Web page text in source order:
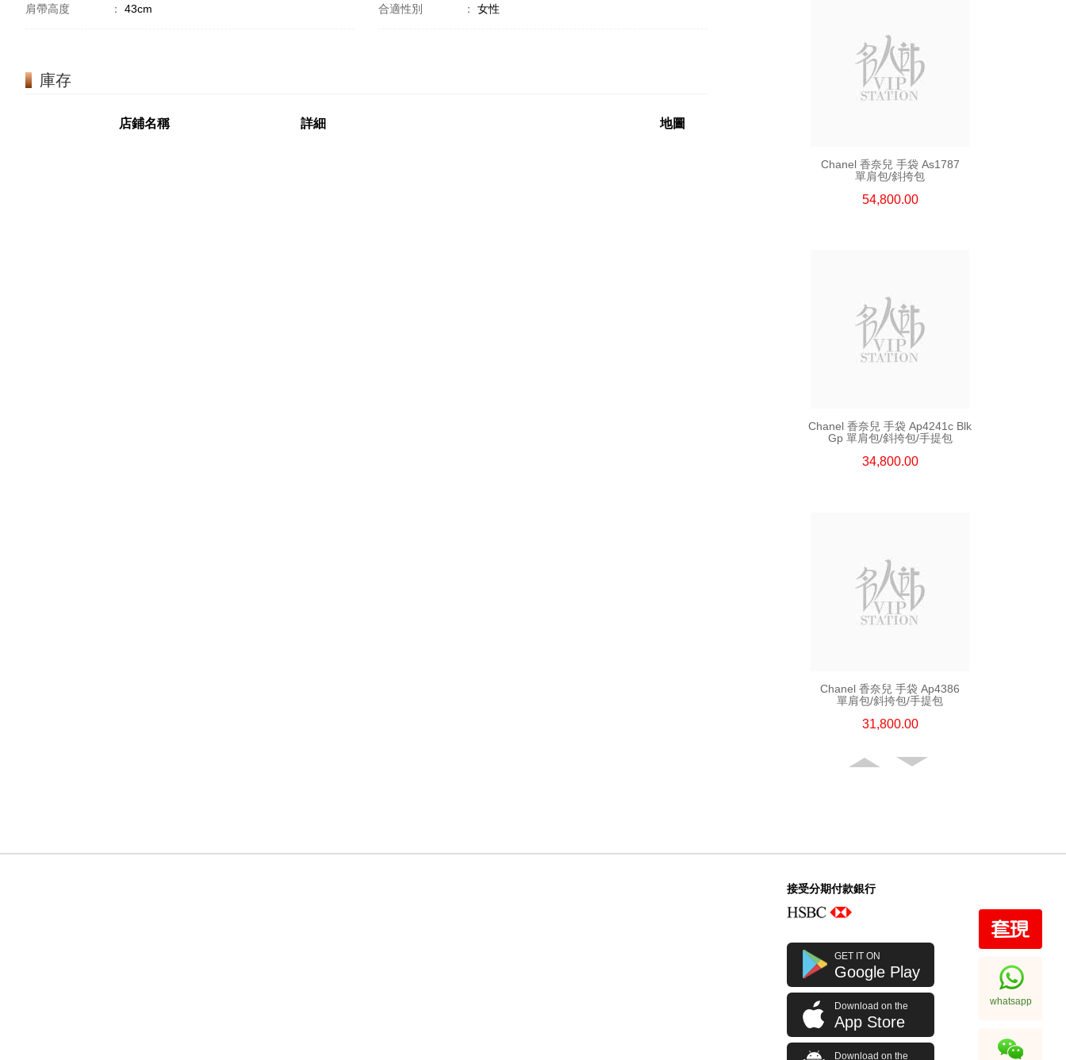
肩帶高度 ： 43cm 合適性別 ： 女性
庫存
店鋪名稱 詳細 地圖
Chanel 香奈兒 手袋 As1787
單肩包/斜挎包
54,800.00
Chanel 香奈兒 手袋 Ap4241c Blk
Gp 單肩包/斜挎包/手提包
34,800.00
Chanel 香奈兒 手袋 Ap4386
單肩包/斜挎包/手提包
31,800.00
Chanel 香奈兒 手袋 Ap4936c Blk
Gp 單肩包/斜挎包
32,800.00
接受分期付款銀行
GET IT ON
Google Play
Download on the
App Store
Download on the
whatsapp